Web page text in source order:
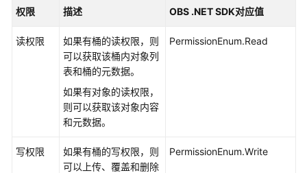
指
工
权限 描述 OBS .NET SDK对应值
读权限
如果有桶的读权限，则
可以获取该桶内对象列
表和桶的元数据。
如果有对象的读权限，
则可以获取该对象内容
和元数据。
PermissionEnum.Read
写权限
如果有桶的写权限，则
可以上传、覆盖和删除
PermissionEnum.Write